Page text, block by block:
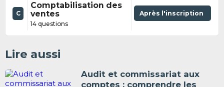
C
Comptabilisation des
ventes
14 questions
Après l'inscription
Lire aussi
Audit et commissariat aux
comptes : comprendre les